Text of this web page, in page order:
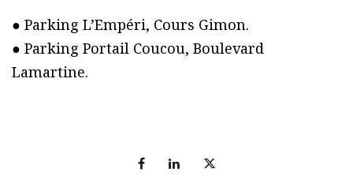
● Parking L’Empéri, Cours Gimon.
● Parking Portail Coucou, Boulevard
Lamartine.